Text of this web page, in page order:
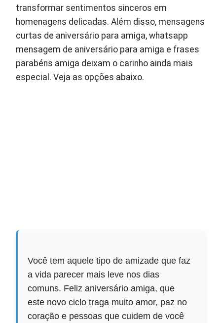
transformar sentimentos sinceros em
homenagens delicadas. Além disso, mensagens
curtas de aniversário para amiga, whatsapp
mensagem de aniversário para amiga e frases
parabéns amiga deixam o carinho ainda mais
especial. Veja as opções abaixo.
Você tem aquele tipo de amizade que faz
a vida parecer mais leve nos dias
comuns. Feliz aniversário amiga, que
este novo ciclo traga muito amor, paz no
coração e pessoas que cuidem de você